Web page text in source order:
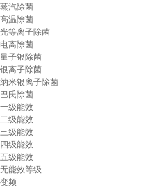
蒸汽除菌
高温除菌
光等离子除菌
电离除菌
量子银除菌
银离子除菌
纳米银离子除菌
巴氏除菌
一级能效
二级能效
三级能效
四级能效
五级能效
无能效等级
变频